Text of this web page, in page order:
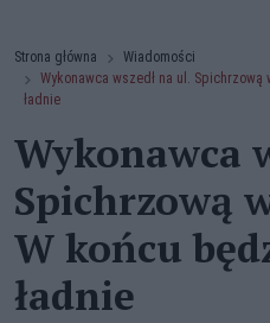
Strona główna
Wiadomości
Wykonawca wszedł na ul.
ładnie
Wykonawca
Spichrzową
W końcu
ładnie